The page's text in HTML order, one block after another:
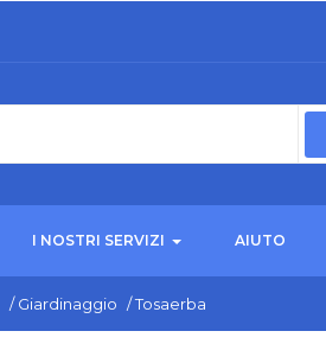
I NOSTRI SERVIZI AIUTO
/ Giardinaggio /Tosaerba